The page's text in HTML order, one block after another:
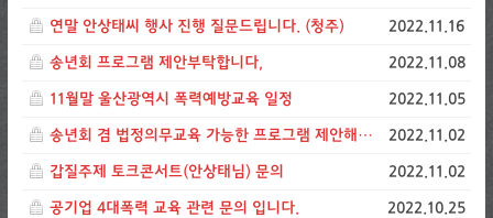
연말 안상태씨 행사 진행 질문드립니다. (청주) 2022.11.16
송년회 프로그램 제안부탁합니다, 2022.11.08
11월말 울산광역시 폭력예방교육 일정 2022.11.05
송년회 겸 법정의무교육 가능한 프로그램 제안해주세요 2022.11.02
갑질주제 토크콘서트(안상태님) 문의 2022.11.02
공기업 4대폭력 교육 관련 문의 입니다. 2022.10.25